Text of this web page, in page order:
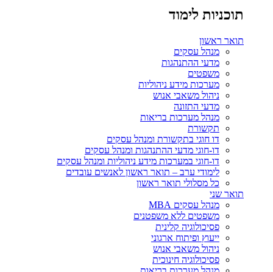
תוכניות לימוד
תואר ראשון
מנהל עסקים
מדעי ההתנהגות
משפטים
מערכות מידע ניהוליות
ניהול משאבי אנוש
מדעי התזונה
מנהל מערכות בריאות
תקשורת
דו חוגי בתקשורת ומנהל עסקים
דו-חוגי מדעי ההתנהגות ומנהל עסקים
דו-חוגי במערכות מידע ניהוליות ומנהל עסקים
לימודי ערב – תואר ראשון לאנשים עובדים
כל מסלולי תואר ראשון
תואר שני
מנהל עסקים MBA
משפטים ללא משפטנים
פסיכולוגיה קלינית
ייעוץ ופיתוח ארגוני
ניהול משאבי אנוש
פסיכולוגיה חינוכית